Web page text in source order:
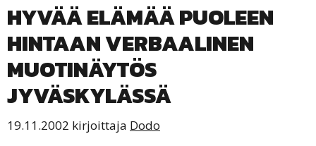
HYVÄÄ ELÄMÄÄ PUOLEEN
HINTAAN VERBAALINEN
MUOTINÄYTÖS
JYVÄSKYLÄSSÄ
19.11.2002 kirjoittaja Dodo